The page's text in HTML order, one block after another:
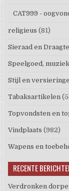
CAT999 -
religieus (81)
Sieraad en
Speelgoed,
Stijl en
Tabaksartikelen
Topvondsten en
Vindplaats (982)
Wapens en
RECENTE
Verdronken